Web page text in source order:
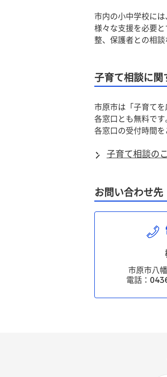
市内の小中学校に
様々な支援を必要
整、保護者との相談
子育て相談に関
市原市は「子育てを
各窓口とも無料です
各窓口の受付時間を
子育て相談の
お問い合わせ先
市原市八
電話：